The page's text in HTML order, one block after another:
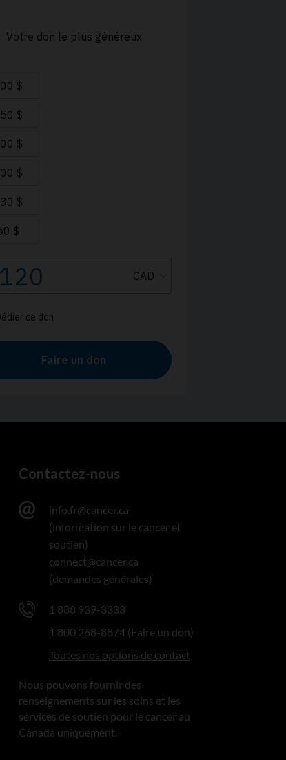
Contactez-nous
info.fr@cancer.ca
(information sur le cancer et
soutien)
connect@cancer.ca
(demandes générales)
1 888 939-3333
1 800 268-8874 (Faire un don)
Toutes nos options de contact
Nous pouvons fournir des
renseignements sur les soins et les
services de soutien pour le cancer au
Canada uniquement.